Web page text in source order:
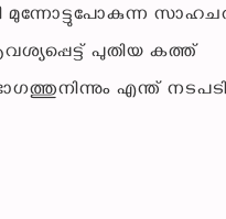
പുതിയ കത്ത്
എന്ത്